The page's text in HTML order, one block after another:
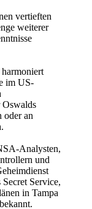
vertieften
weiterer
im US-
Oswalds
oder an
Analysten,
und
Service,
in Tampa